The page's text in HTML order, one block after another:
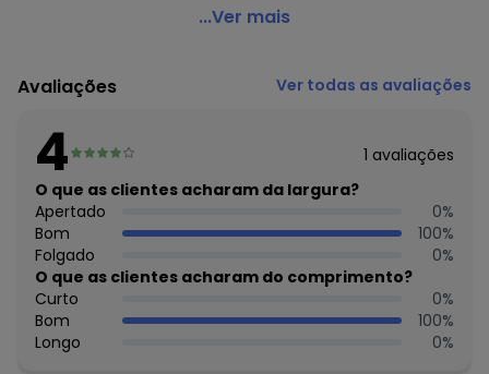
Malwee - Pijama Infantil Menino Curto Malwee
Código do produto: 24188738
Colecao : PV6M
...Ver mais
Avaliações Ver todas as avaliações
4 1 avaliações
O que as clientes acharam da largura?
Apertado
0%
Bom
100%
Folgado
0%
O que as clientes acharam do comprimento?
Curto
0%
Bom
100%
Longo
0%